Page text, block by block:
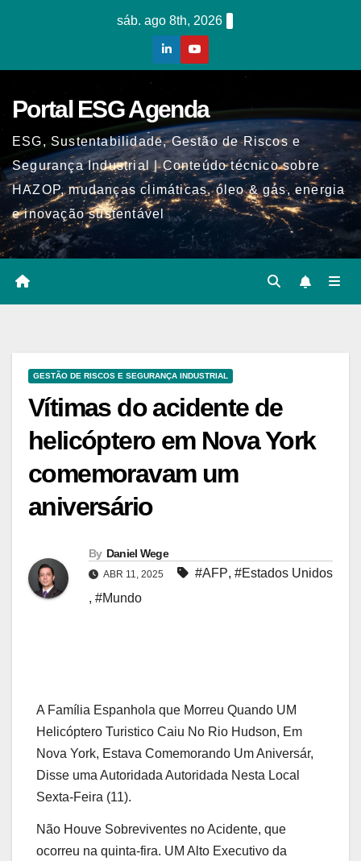
sáb. ago 8th, 2026
Portal ESG Agenda
ESG, Sustentabilidade, Gestão de Riscos e
Segurança Industrial | Conteúdo técnico sobre
HAZOP, mudanças climáticas, óleo & gás, energia
e inovação sustentável
GESTÃO DE RISCOS E SEGURANÇA INDUSTRIAL
Vítimas do acidente de
helicóptero em Nova York
comemoravam um
aniversário
By Daniel Wege
ABR 11, 2025 #AFP, #Estados Unidos
, #Mundo
A Família Espanhola que Morreu Quando UM
Helicóptero Turistico Caiu No Rio Hudson, Em
Nova York, Estava Comemorando Um Aniversár,
Disse uma Autoridada Autoridada Nesta Local
Sexta-Feira (11).
Não Houve Sobreviventes no Acidente, que
ocorreu na quinta-fira. UM Alto Executivo da